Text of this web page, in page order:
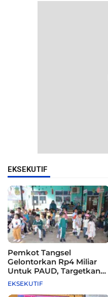
EKSEKUTIF
Pemkot Tangsel
Gelontorkan Rp4 Miliar
Untuk PAUD, Targetkan
115 Sekolah
EKSEKUTIF